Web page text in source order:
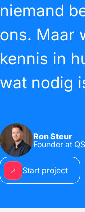
niemand
ons. Maar
kennis in
wat nodig
Ron Steur
Founder at
Start project